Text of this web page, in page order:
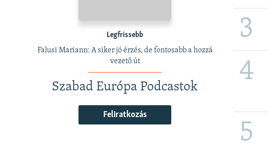
Legfrissebb
Falusi Mariann: A siker jó érzés, de fontosabb a hozzá
vezető út
Szabad Európa Podcastok
Feliratkozás
3
4
5